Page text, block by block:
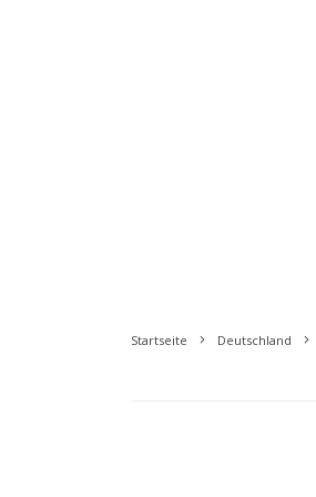
Startseite Deutschland